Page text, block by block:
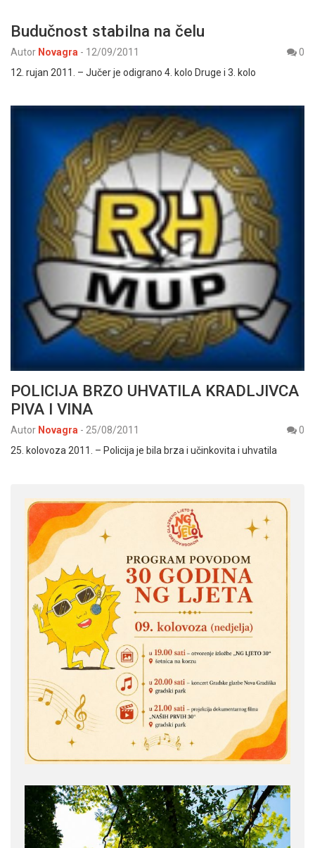
Budučnost stabilna na čelu
Autor Novagra - 12/09/2011
0
12. rujan 2011. – Jučer je odigrano 4. kolo Druge i 3. kolo
POLICIJA BRZO UHVATILA KRADLJIVCA
PIVA I VINA
Autor Novagra - 25/08/2011
0
25. kolovoza 2011. – Policija je bila brza i učinkovita i uhvatila